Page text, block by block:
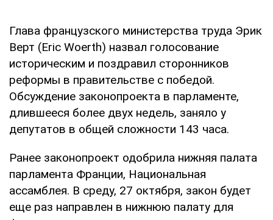
Глава французского министерства труда Эрик
Верт (Eric Woerth) назвал голосование
историческим и поздравил сторонников
реформы в правительстве с победой.
Обсуждение законопроекта в парламенте,
длившееся более двух недель, заняло у
депутатов в общей сложности 143 часа.
Ранее законопроект одобрила нижняя палата
парламента Франции, Национальная
ассамблея. В среду, 27 октября, закон будет
еще раз направлен в нижнюю палату для